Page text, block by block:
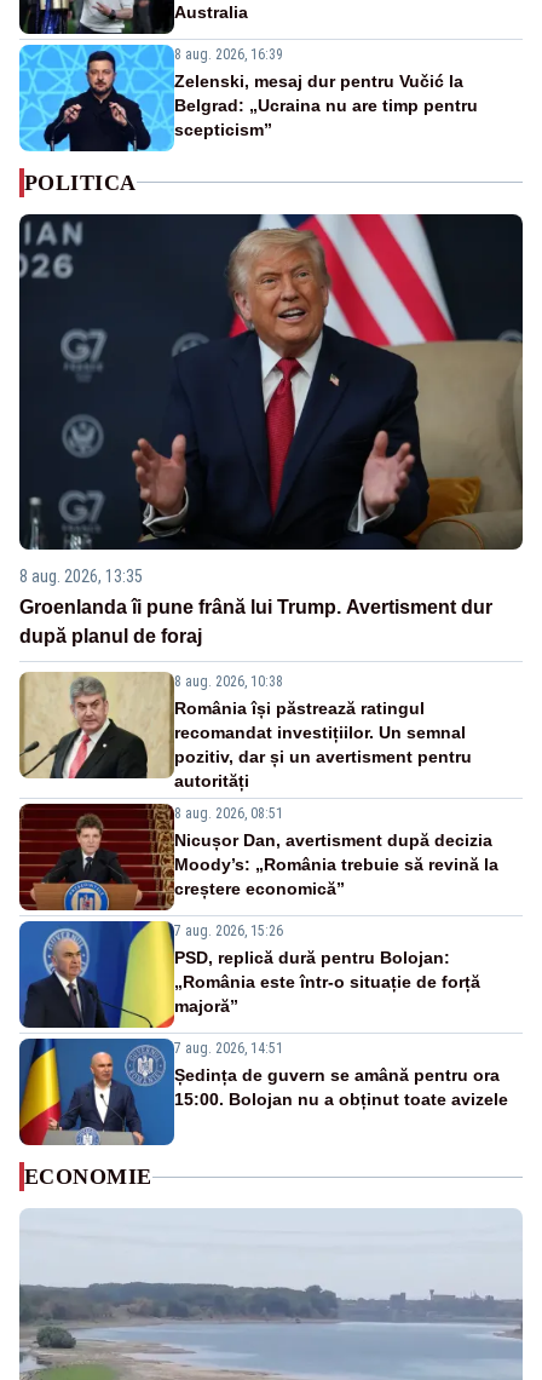
Australia
8 aug. 2026, 16:39
Zelenski, mesaj dur pentru Vučić la
Belgrad: „Ucraina nu are timp pentru
scepticism”
POLITICA
8 aug. 2026, 13:35
Groenlanda îi pune frână lui Trump. Avertisment dur
după planul de foraj
8 aug. 2026, 10:38
România își păstrează ratingul
recomandat investițiilor. Un semnal
pozitiv, dar și un avertisment pentru
autorități
8 aug. 2026, 08:51
Nicușor Dan, avertisment după decizia
Moody’s: „România trebuie să revină la
creștere economică”
7 aug. 2026, 15:26
PSD, replică dură pentru Bolojan:
„România este într-o situație de forță
majoră”
7 aug. 2026, 14:51
Ședința de guvern se amână pentru ora
15:00. Bolojan nu a obținut toate avizele
ECONOMIE